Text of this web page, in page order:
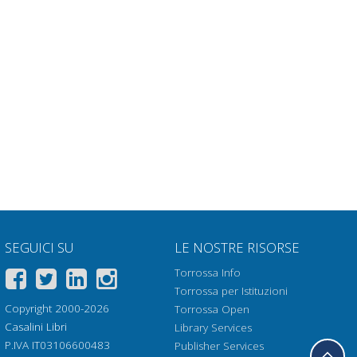
SEGUICI SU
Copyright 2000-2026
Casalini Libri
P.IVA IT03106600483
LE NOSTRE RISORSE
Torrossa Info
Torrossa per Istituzioni
Torrossa Open
Library Services
Publisher Services